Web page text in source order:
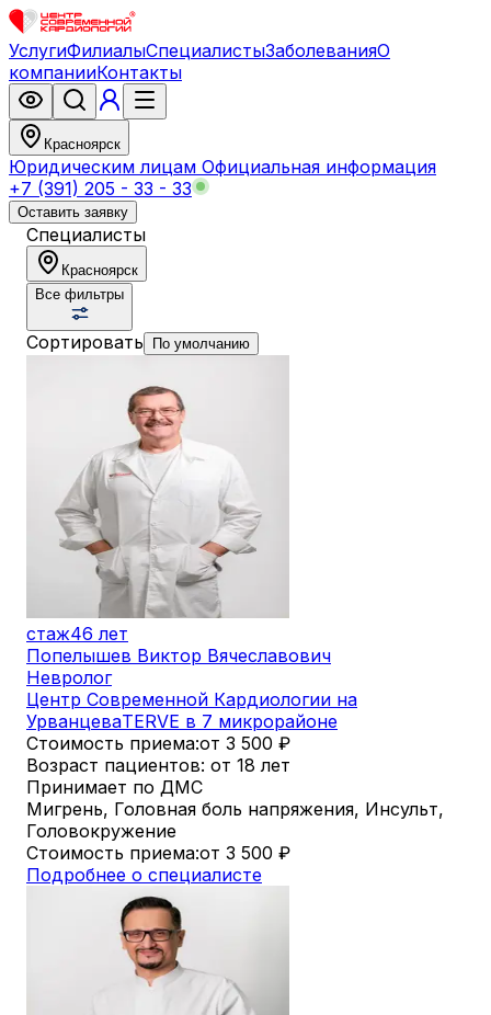
УслугиФилиалыСпециалистыЗаболеванияО
компанииКонтакты
Красноярск
Юридическим лицам Официальная информация
+7 (391) 205 - 33 - 33
Оставить заявку
Специалисты
Красноярск
Все фильтры
Сортировать По умолчанию
стаж46 лет
Попелышев Виктор Вячеславович
Невролог
Центр Современной Кардиологии на
УрванцеваTERVE в 7 микрорайоне
Стоимость приема:от 3 500 ₽
Возраст пациентов: от 18 лет
Принимает по ДМС
Мигрень, Головная боль напряжения, Инсульт,
Головокружение
Стоимость приема:от 3 500 ₽
Подробнее о специалисте